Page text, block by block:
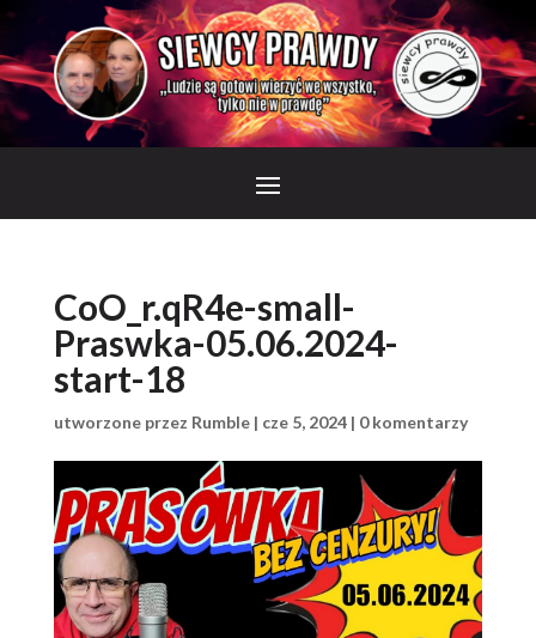
CoO_r.qR4e-small-
Praswka-05.06.2024-
start-18
utworzone przez Rumble| cze 5, 2024| 0 komentarzy